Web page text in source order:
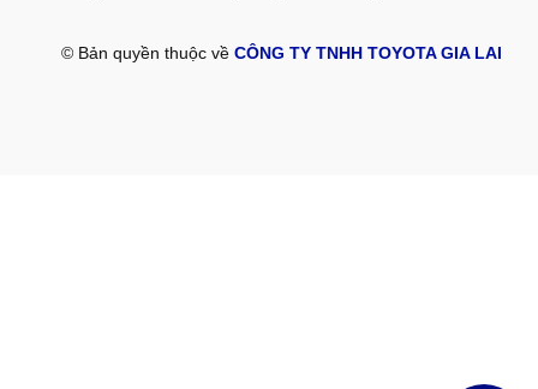
© Bản quyền thuộc về CÔNG TY TNHH TOYOTA GIA LAI